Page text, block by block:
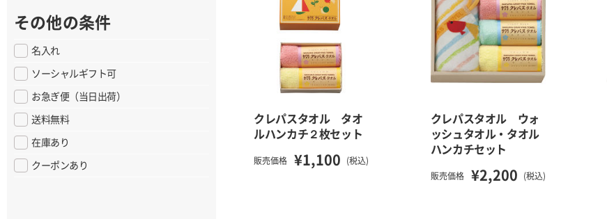
クレパスタオル タオ
ルハンカチ２枚セット
販売価格 ¥1,100 (税込)
クレパスタオル ウォ
ッシュタオル・タオル
ハンカチセット
販売価格 ¥2,200 (税込)
その他の条件
名入れ
ソーシャルギフト可
お急ぎ便（当日出荷）
送料無料
在庫あり
クーポンあり